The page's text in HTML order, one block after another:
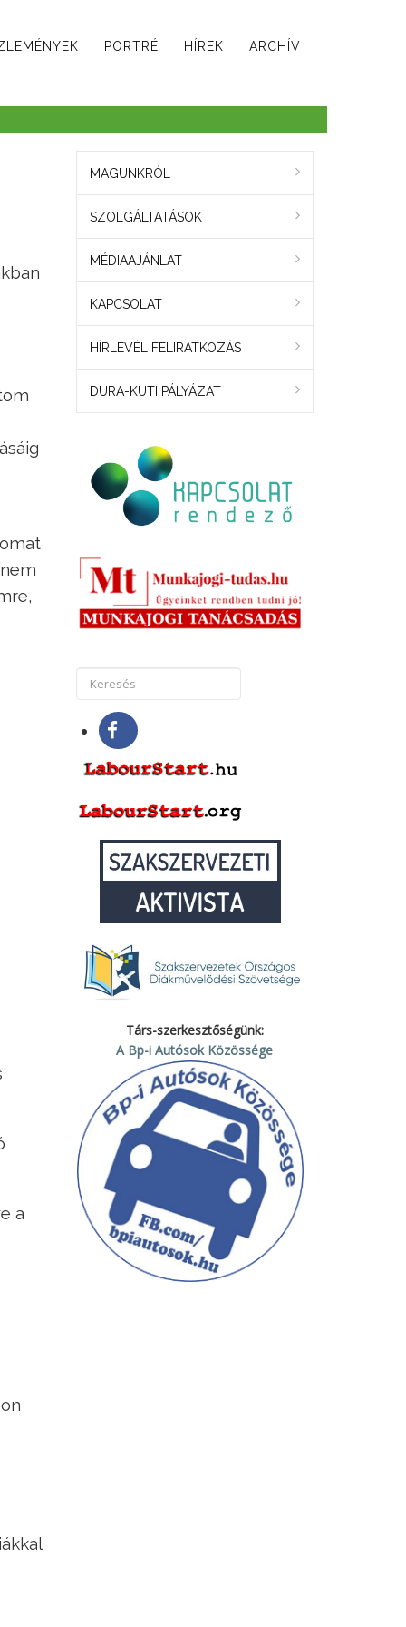
PORTRÉ HÍREK ARCHÍV
a
MAGUNKRÓL
SZOLGÁLTATÁSOK
MÉDIAAJÁNLAT
KAPCSOLAT
HÍRLEVÉL FELIRATKOZÁS
DURA-KUTI PÁLYÁZAT
Társ-szerkesztőségünk:
A Bp-i Autósok Közössége